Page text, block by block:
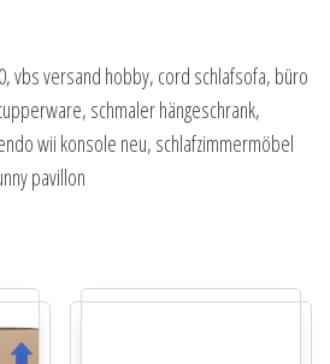
vbs versand hobby, cord schlafsofa, büro
schmaler hängeschrank,
wii konsole neu, schlafzimmermöbel
pavillon